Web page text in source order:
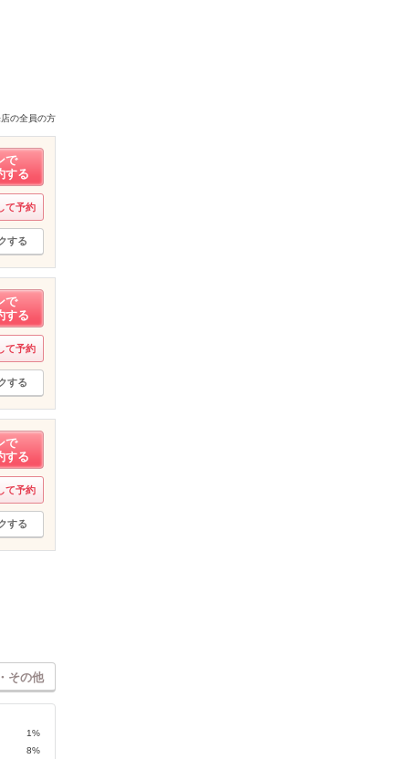
の全員の方
で
する
て予約
する
で
する
て予約
する
で
する
て予約
する
その他
1%
8%